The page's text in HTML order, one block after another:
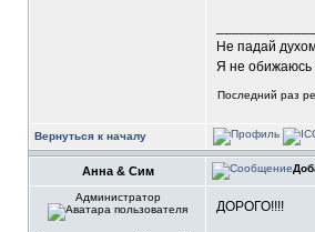
Не падай
Я не обижаюсь
Последний раз
Вернуться к началу
Анна & Сим
Администратор
ДОРОГО!!!!